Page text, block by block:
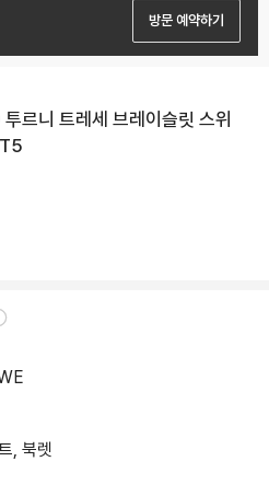
방문 예약하기
니 트레세 브레이슬릿 스위
, 북렛